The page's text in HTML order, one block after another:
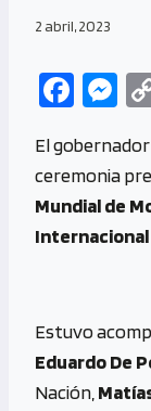
2 abril, 2023
Fa
b
o
o
M
se
n
g
El gobernador
ceremonia
Mundial de
Internacional
Estuvo
Eduardo De
Nación,